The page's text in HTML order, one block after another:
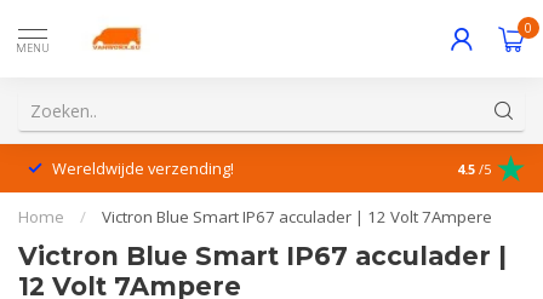
MENU
0
Wereldwijde verzending! 4.5 /5
Home / Victron Blue Smart IP67 acculader | 12 Volt 7Ampere
Victron Blue Smart IP67 acculader |
12 Volt 7Ampere